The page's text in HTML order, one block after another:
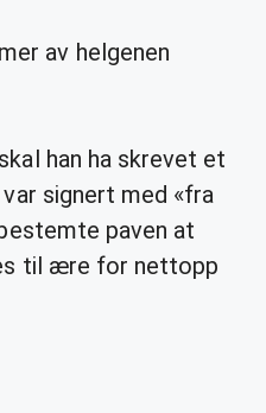
av helgenen
han ha skrevet et
signert med «fra
paven at
til ære for nettopp